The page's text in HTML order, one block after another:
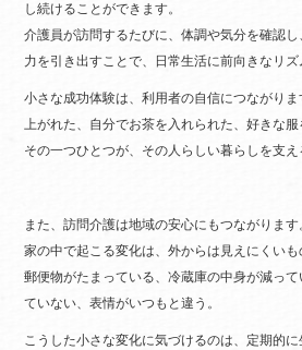
し続けることができます。
介護員が訪問するたびに、体調や気分を確認
力を引き出すことで、日常生活に前向きなリズ
小さな成功体験は、利用者の自信につながり
上がれた、自分でお茶を入れられた、好きな服
その一つひとつが、その人らしい暮らしを支
また、訪問介護は地域の安心にもつながります
家の中で起こる変化は、外からは見えにくいも
郵便物がたまっている、冷蔵庫の中身が減っ
ていない、表情がいつもと違う。
こうした小さな変化に気づけるのは、定期的